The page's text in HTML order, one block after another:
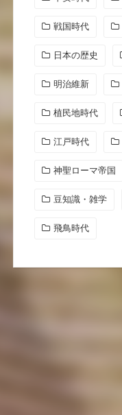
戦国時代
日本の歴史
明治維新
植民地時代
江戸時代
神聖ローマ帝国
豆知識・雑学
飛鳥時代